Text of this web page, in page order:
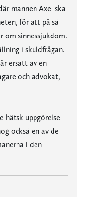
mannen Axel ska
för att på så
om sinnessjukdom.
i skuldfrågan.
ersatt av en
och advokat,
hätsk uppgörelse
också en av de
i den